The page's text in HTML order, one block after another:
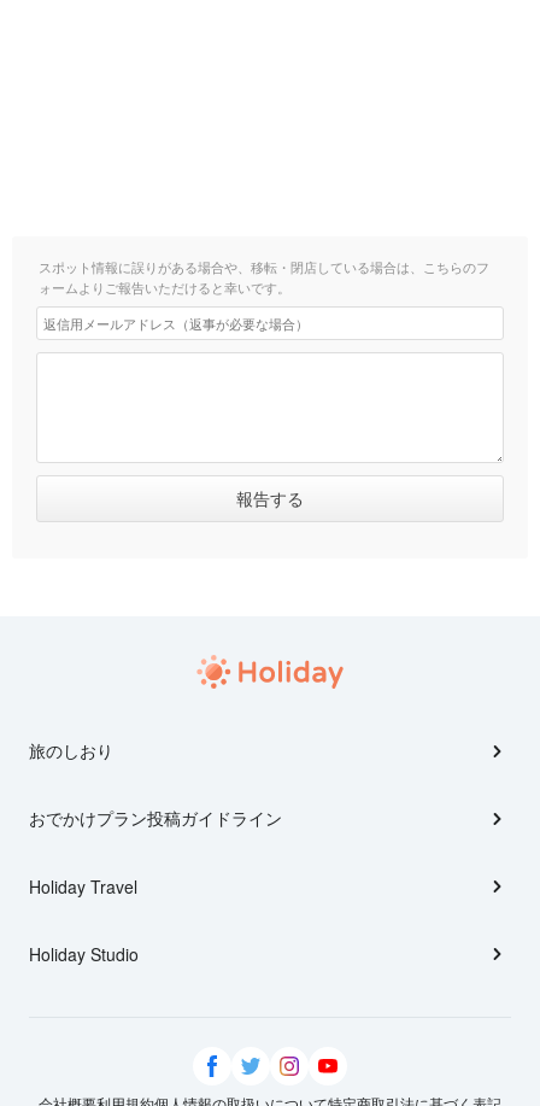
スポット情報に誤りがある場合や、移転・閉店している場合は、こちらのフ
ォームよりご報告いただけると幸いです。
旅のしおり
おでかけプラン投稿ガイドライン
Holiday Travel
Holiday Studio